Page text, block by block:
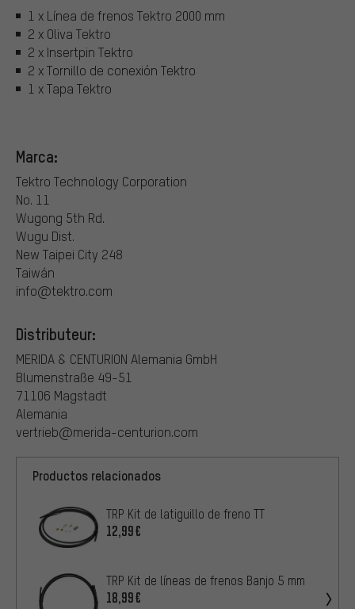
1 x Línea de frenos Tektro 2000 mm
2 x Oliva Tektro
2 x Insertpin Tektro
2 x Tornillo de conexión Tektro
1 x Tapa Tektro
Marca:
Tektro Technology Corporation
No. 11
Wugong 5th Rd.
Wugu Dist.
New Taipei City 248
Taiwán
info@tektro.com
Distributeur:
MERIDA & CENTURION Alemania GmbH
Blumenstraße 49-51
71106 Magstadt
Alemania
vertrieb@merida-centurion.com
Productos relacionados
TRP Kit de latiguillo de freno TT
12,99€
TRP Kit de líneas de frenos Banjo 5 mm
18,99€